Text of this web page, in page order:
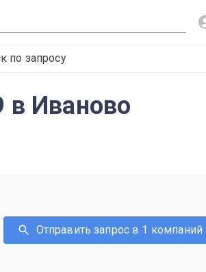
по запросу
в Иваново
Отправить запрос в 1 компаний